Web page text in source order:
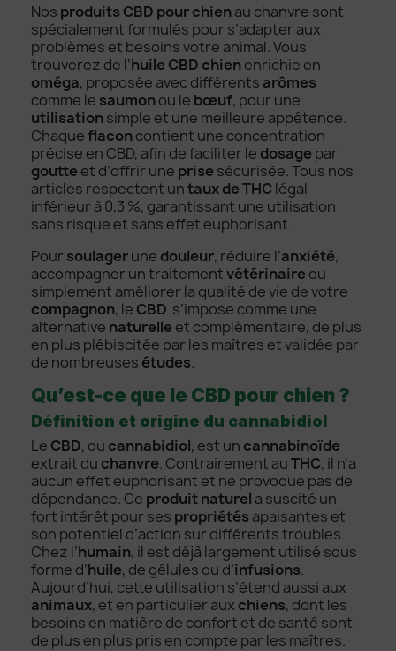
Nos produits CBD pour chienau chanvre sont
spécialement formulés pour s’adapter aux
problèmes et besoins votre animal. Vous
trouverez de l’huile CBD chienenrichie en
oméga, proposée avec différents arômes
comme le saumonou le bœuf, pour une
utilisationsimple et une meilleure appétence.
Chaqueflaconcontient une concentration
précise en CBD, afin de faciliter le dosage par
goutte et d’offrir une prise sécurisée. Tous nos
articles respectent untaux de THClégal
inférieur à 0,3 %, garantissant une utilisation
sans risque et sans effet euphorisant.
Pour soulagerune douleur, réduire l’anxiété,
accompagner un traitementvétérinaire ou
simplement améliorer la qualité de vie de votre
compagnon, le CBD s’impose comme une
alternative naturelle et complémentaire, de plus
en plus plébiscitée par les maîtres et validée par
de nombreuses études.
Qu’est-ce que le CBD pour chien ?
Définition et origine du cannabidiol
Le CBD, ou cannabidiol, est un cannabinoïde
extrait du chanvre. Contrairement auTHC, il n’a
aucun effet euphorisant et ne provoque pas de
dépendance. Ce produit naturel a suscité un
fort intérêt pour ses propriétés apaisantes et
son potentiel d’action sur différents troubles.
Chez l’humain, il est déjà largement utilisé sous
forme d’huile, de gélules ou d’infusions.
Aujourd’hui, cette utilisation s’étend aussi aux
animaux, et en particulier aux chiens, dont les
besoins en matière de confort et de santé sont
de plus en plus pris en compte par les maîtres.